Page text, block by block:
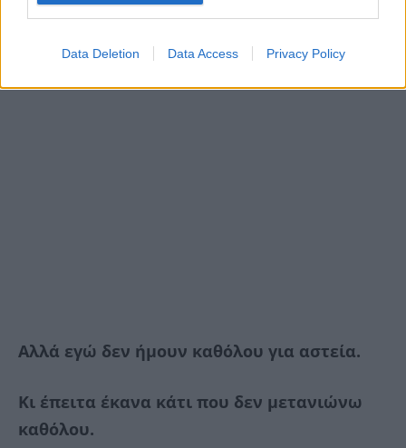
Data Deletion Data Access Privacy Policy
Αλλά εγώ δεν ήμουν καθόλου για αστεία.
Κι έπειτα έκανα κάτι που δεν μετανιώνω
καθόλου.